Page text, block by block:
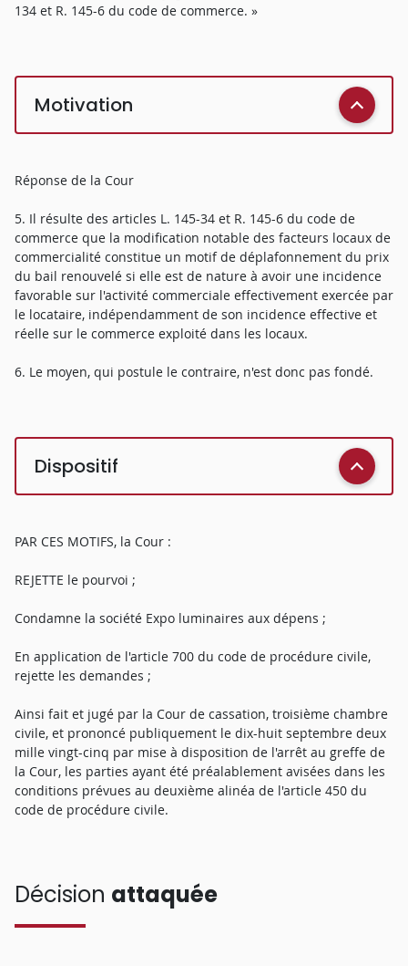
134 et R. 145-6 du code de commerce. »
Motivation
Réponse de la Cour
5. Il résulte des articles L. 145-34 et R. 145-6 du code de
commerce que la modification notable des facteurs locaux de
commercialité constitue un motif de déplafonnement du prix
du bail renouvelé si elle est de nature à avoir une incidence
favorable sur l'activité commerciale effectivement exercée par
le locataire, indépendamment de son incidence effective et
réelle sur le commerce exploité dans les locaux.
6. Le moyen, qui postule le contraire, n'est donc pas fondé.
Dispositif
PAR CES MOTIFS, la Cour :
REJETTE le pourvoi ;
Condamne la société Expo luminaires aux dépens ;
En application de l'article 700 du code de procédure civile,
rejette les demandes ;
Ainsi fait et jugé par la Cour de cassation, troisième chambre
civile, et prononcé publiquement le dix-huit septembre deux
mille vingt-cinq par mise à disposition de l'arrêt au greffe de
la Cour, les parties ayant été préalablement avisées dans les
conditions prévues au deuxième alinéa de l'article 450 du
code de procédure civile.
Décision attaquée